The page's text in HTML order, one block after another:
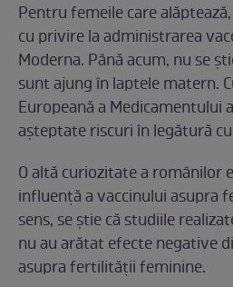
Pentru femeile care
cu privire la administrarea
Moderna. Până acum, nu se
sunt ajung în laptele matern.
Europeană a Medicamentului
așteptate riscuri în legătură
O altă curiozitate a românilor
influență a vaccinului asupra
sens, se știe că studiile
nu au arătat efecte negative
asupra fertilității feminine.